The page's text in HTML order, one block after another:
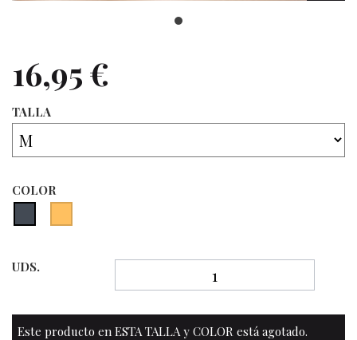
16,95 €
TALLA
COLOR
UDS.
Este producto en ESTA TALLA y COLOR está agotado.